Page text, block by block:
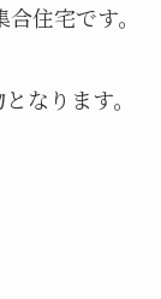
住宅です。
なります。